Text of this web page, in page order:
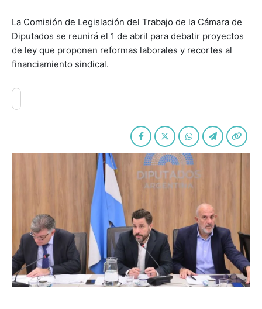
La Comisión de Legislación del Trabajo de la Cámara de
Diputados se reunirá el 1 de abril para debatir proyectos
de ley que proponen reformas laborales y recortes al
financiamiento sindical.